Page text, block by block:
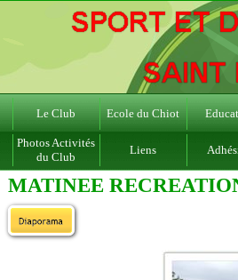
Le Club Ecole du Chiot
Photos Activités
du Club
Liens
MATINEE